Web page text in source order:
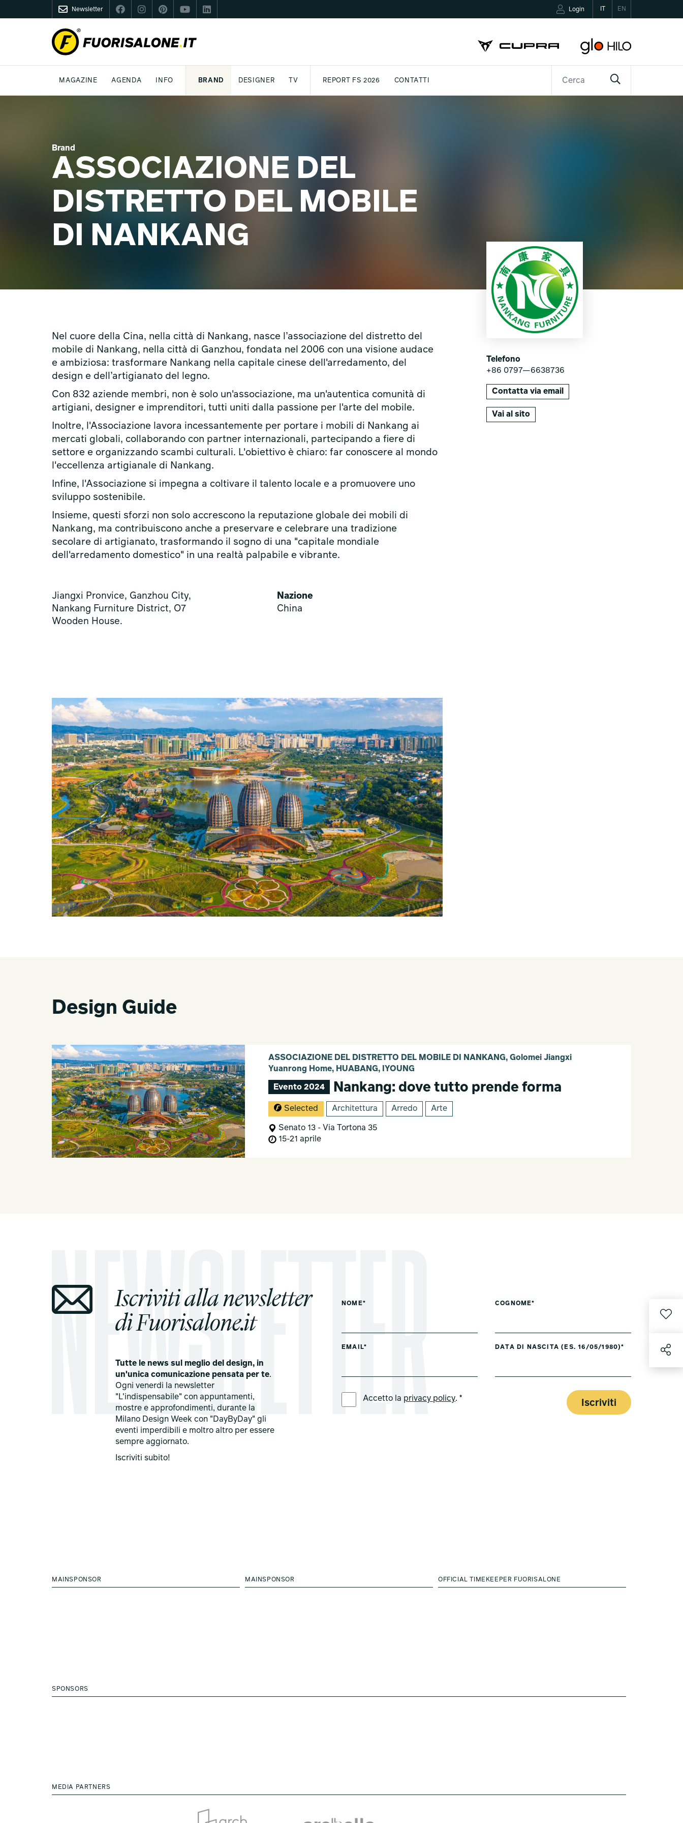
Newsletter EN
Login
MAGAZINE
AGENDA INFO BRAND DESIGNER TV REPORT FS 2026 CONTATTI
Brand
ASSOCIAZIONE DEL
DISTRETTO DEL MOBILE
DI NANKANG
Nel cuore della Cina, nella città di Nankang, nasce l’associazione del distretto del
mobile di Nankang, nella città di Ganzhou, fondata nel 2006 con una visione audace
e ambiziosa: trasformare Nankang nella capitale cinese dell'arredamento, del
design e dell’artigianato del legno.
Con 832 aziende membri, non è solo un'associazione, ma un'autentica comunità di
artigiani, designer e imprenditori, tutti uniti dalla passione per l'arte del mobile.
Inoltre, l'Associazione lavora incessantemente per portare i mobili di Nankang ai
mercati globali, collaborando con partner internazionali, partecipando a fiere di
settore e organizzando scambi culturali. L'obiettivo è chiaro: far conoscere al mondo
l'eccellenza artigianale di Nankang.
Infine, l'Associazione si impegna a coltivare il talento locale e a promuovere uno
sviluppo sostenibile.
Insieme, questi sforzi non solo accrescono la reputazione globale dei mobili di
Nankang, ma contribuiscono anche a preservare e celebrare una tradizione
secolare di artigianato, trasformando il sogno di una "capitale mondiale
dell'arredamento domestico" in una realtà palpabile e vibrante.
Jiangxi Pronvice, Ganzhou City,
Nankang Furniture District, O7
Wooden House.
Nazione
China
Telefono
+86 0797—6638736
Contatta via email
Vai al sito
Design Guide
ASSOCIAZIONE DEL DISTRETTO DEL MOBILE DI NANKANG, Golomei Jiangxi
Yuanrong Home, HUABANG, IYOUNG
Evento 2024 Nankang: dove tutto prende forma
Selected Architettura Arredo Arte
Senato 13 - Via Tortona 35
15-21 aprile
Iscriviti alla newsletter
di Fuorisalone.it
Tutte le news sul meglio del design, in
un'unica comunicazione pensata per te.
Ogni venerdi la newsletter
"L'indispensabile" con appuntamenti,
mostre e approfondimenti, durante la
Milano Design Week con "DayByDay" gli
eventi imperdibili e moltro altro per essere
sempre aggiornato.
Iscriviti subito!
NOME* COGNOME*
EMAIL* DATA DI NASCITA (ES. 16/05/1980)*
Accetto la privacy policy. * Iscriviti
MAINSPONSOR MAINSPONSOR OFFICIAL TIMEKEEPER FUORISALONE
SPONSORS
MEDIA PARTNERS